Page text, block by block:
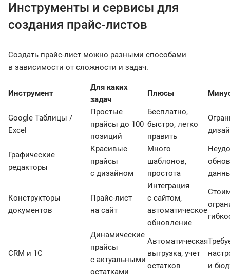
Инструменты и сервисы для
создания прайс-листов
Создать прайс-лист можно разными способами
в зависимости от сложности и задач.
Инструмент
Для каких
задач
Плюсы
Google Таблицы /
Excel
Простые
прайсы до 100
позиций
Бесплатно,
быстро, легко
править
Графические
редакторы
Красивые
прайсы
с дизайном
Много
шаблонов,
простота
Конструкторы
документов
Прайс-лист
на сайт
Интеграция
с сайтом,
автоматическое
обновление
CRM и 1С
Динамические
прайсы
с актуальными
остатками
Автоматическая
выгрузка, учет
остатков
и